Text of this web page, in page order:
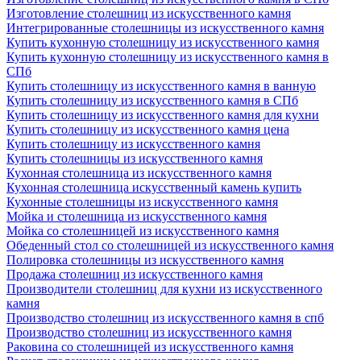
Изготовление столешниц из искусственного камня
Интегрированные столешницы из искусственного камня
Купить кухонную столешницу из искусственного камня
Купить кухонную столешницу из искусственного камня в
СПб
Купить столешницу из искусственного камня в ванную
Купить столешницу из искусственного камня в СПб
Купить столешницу из искусственного камня для кухни
Купить столешницу из искусственного камня цена
Купить столешницу из искусственного камня
Купить столешницы из искусственного камня
Кухонная столешница из искусственного камня
Кухонная столешница искусственный камень купить
Кухонные столешницы из искусственного камня
Мойка и столешница из искусственного камня
Мойка со столешницей из искусственного камня
Обеденный стол со столешницей из искусственного камня
Полировка столешницы из искусственного камня
Продажа столешниц из искусственного камня
Производители столешниц для кухни из искусственного
камня
Производство столешниц из искусственного камня в спб
Производство столешниц из искусственного камня
Раковина со столешницей из искусственного камня